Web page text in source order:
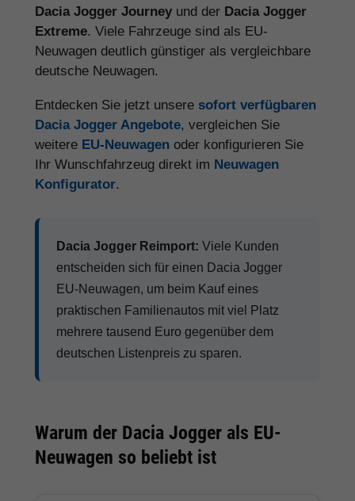
Dacia Jogger Journey und der Dacia Jogger
Extreme. Viele Fahrzeuge sind als EU-
Neuwagen deutlich günstiger als vergleichbare
deutsche Neuwagen.
Entdecken Sie jetzt unsere sofort verfügbaren
Dacia Jogger Angebote, vergleichen Sie
weitere EU-Neuwagen oder konfigurieren Sie
Ihr Wunschfahrzeug direkt im Neuwagen
Konfigurator.
Dacia Jogger Reimport: Viele Kunden
entscheiden sich für einen Dacia Jogger
EU-Neuwagen, um beim Kauf eines
praktischen Familienautos mit viel Platz
mehrere tausend Euro gegenüber dem
deutschen Listenpreis zu sparen.
Warum der Dacia Jogger als EU-
Neuwagen so beliebt ist